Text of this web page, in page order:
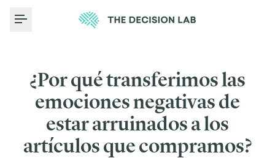
Toggle Menu
¿Por qué transferimos las
emociones negativas de
estar arruinados a los
artículos que compramos?